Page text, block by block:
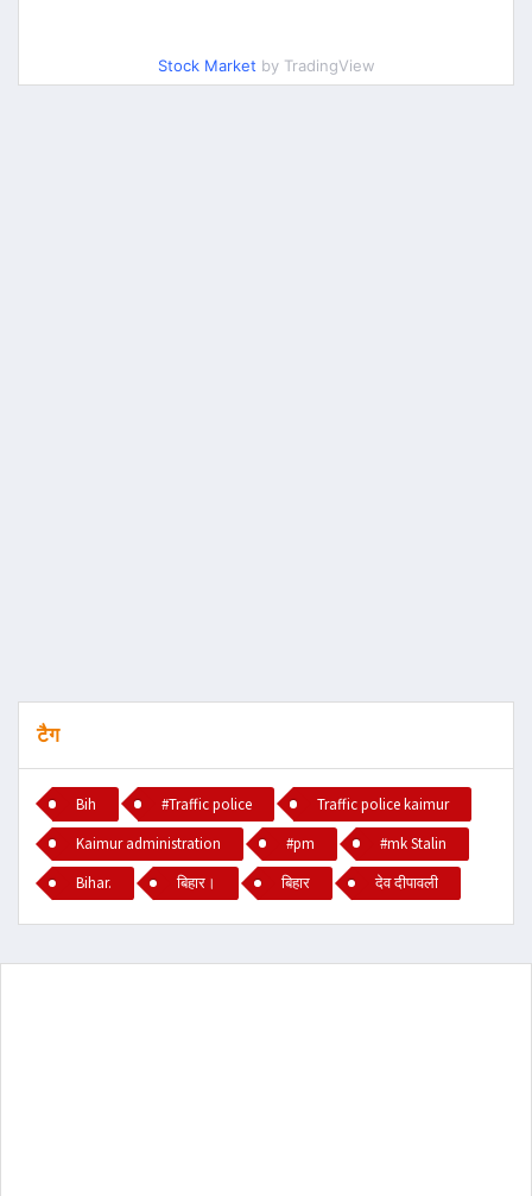
Stock Market by TradingView
टैग
Bih #Traffic police
Traffic police kaimur
Kaimur administration
#pm
#mk Stalin
Bihar.
बिहार। बिहार देव दीपावली